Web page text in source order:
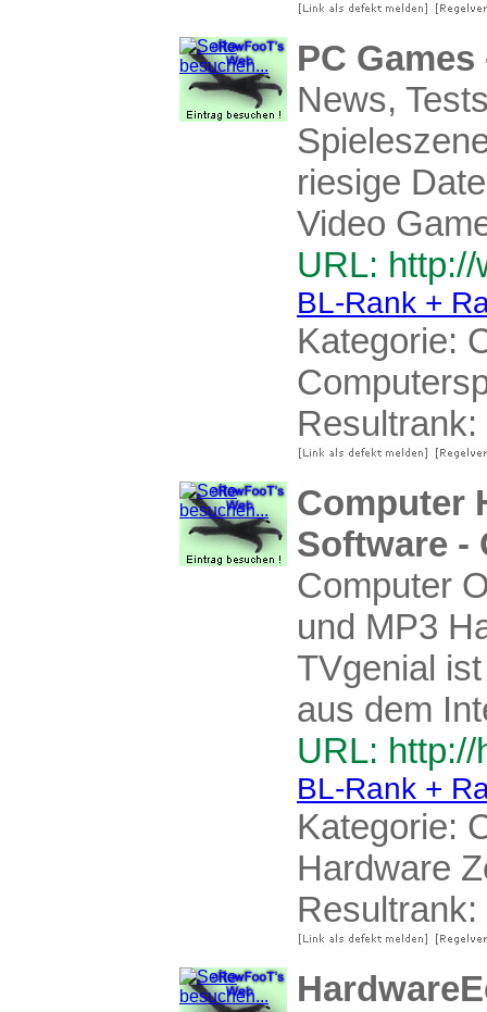
PC
News,
riesige
Video
URL:
BL-Rank +
Kategorie:
Resultrank:
Computer
Software -
Computer
und MP3
TVgenial
aus dem
URL:
BL-Rank +
Kategorie:
Hardware
Resultrank: